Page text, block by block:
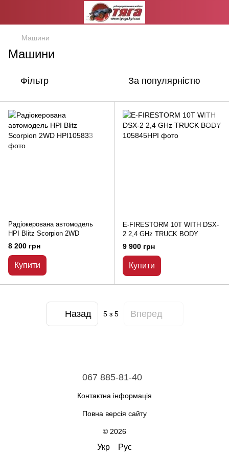
Машини
Машини
Фільтр За популярністю
Радіокерована автомодель
HPI Blitz Scorpion 2WD
8 200 грн
Купити
E-FIRESTORM 10T WITH DSX-
2 2,4 GHz TRUCK BODY
9 900 грн
Купити
Назад 5з 5 Вперед
067 885-81-40
Контактна інформація
Повна версія сайту
© 2026
Укр Рус